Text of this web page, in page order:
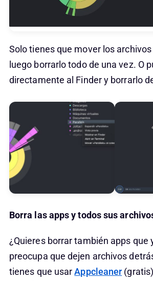
Solo tienes que mover los
luego borrarlo todo de una vez. O
directamente al Finder y borrarlo
Borra las apps y todos sus
¿Quieres borrar también apps que
preocupa que dejen archivos
tienes que usarAppcleaner